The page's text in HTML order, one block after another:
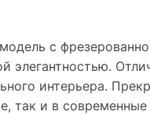
с
элегантностью.
интерьера.
так и в